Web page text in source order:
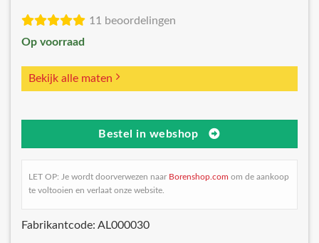
€8,13.€7,32.
11 beoordelingen
Op voorraad
Bekijk alle maten
Bestel in webshop
LET OP: Je wordt doorverwezen naar Borenshop.com om de aankoop
te voltooien en verlaat onze website.
Fabrikantcode: AL000030